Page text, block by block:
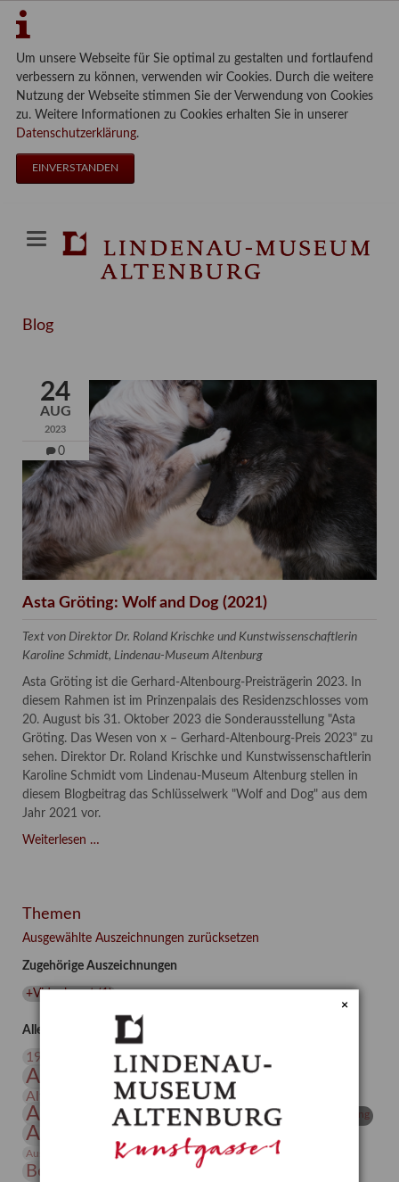
Um unsere Webseite für Sie optimal zu gestalten und fortlaufend
verbessern zu können, verwenden wir Cookies. Durch die weitere
Nutzung der Webseite stimmen Sie der Verwendung von Cookies
zu. Weitere Informationen zu Cookies erhalten Sie in unserer
Datenschutzerklärung.
EINVERSTANDEN
Blog
24
AUG
2023
0
Asta Gröting: Wolf and Dog (2021)
Text von Direktor Dr. Roland Krischke und Kunstwissenschaftlerin
Karoline Schmidt, Lindenau-Museum Altenburg
Asta Gröting ist die Gerhard-Altenbourg-Preisträgerin 2023. In
diesem Rahmen ist im Prinzenpalais des Residenzschlosses vom
20. August bis 31. Oktober 2023 die Sonderausstellung "Asta
Gröting. Das Wesen von x – Gerhard-Altenbourg-Preis 2023" zu
sehen. Direktor Dr. Roland Krischke und Kunstwissenschaftlerin
Karoline Schmidt vom Lindenau-Museum Altenburg stellen in
diesem Blogbeitrag das Schlüsselwerk "Wolf and Dog" aus dem
Jahr 2021 vor.
Weiterlesen …
(2021)
Themen
Ausgewählte Auszeichnungen zurücksetzen
Zugehörige Auszeichnungen
+Videokunst(1)
Alle Auszeichnungen (106)
19. Jahrhundert
20. Jahrhundert
Altenburg Altenburger Museen
Altenburger Praxisjahr Altenburger Schlossberg
Antike Architektur Archiv Archäologie Asta Gröting
Ausstellung
Ausstellung „Vier Winde“
Bauhaus Berlin in den Zwanziger Jahren
Bernhard August von Lindenau
×